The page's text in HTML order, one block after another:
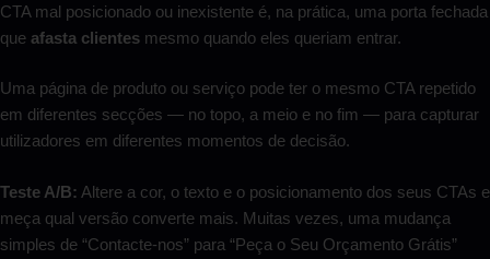
CTA mal posicionado ou inexistente é, na prática, uma porta fechada
que afasta clientes mesmo quando eles queriam entrar.
Uma página de produto ou serviço pode ter o mesmo CTA repetido
em diferentes secções — no topo, a meio e no fim — para capturar
utilizadores em diferentes momentos de decisão.
Teste A/B: Altere a cor, o texto e o posicionamento dos seus CTAs e
meça qual versão converte mais. Muitas vezes, uma mudança
simples de “Contacte-nos” para “Peça o Seu Orçamento Grátis”